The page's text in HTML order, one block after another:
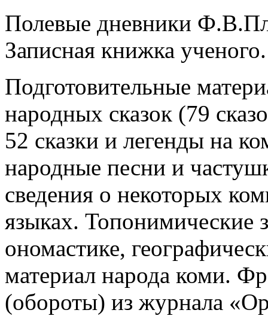
Полевые дневники
Записная книжка ученого.
Подготовительные
народных сказок (79
52 сказки и легенды на
народные песни и
сведения о некоторых
языках. Топонимические
ономастике,
материал народа коми.
(обороты) из журнала